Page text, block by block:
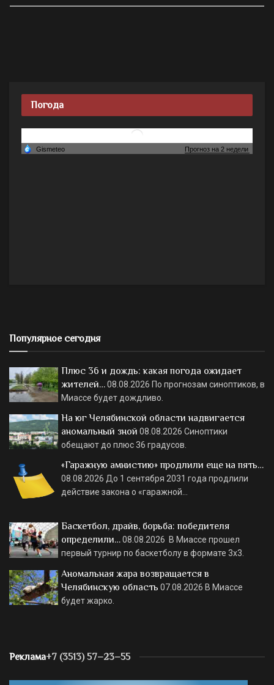
Погода
Популярное сегодня
Плюс 36 и дождь: какая погода ожидает
жителей…08.08.2026 По прогнозам синоптиков, в
Миассе будет дождливо.
На юг Челябинской области надвигается
аномальный зной 08.08.2026 Синоптики
обещают до плюс 36 градусов.
«Гаражную амнистию» продлили еще на пять…
08.08.2026 До 1 сентября 2031 года продлили
действие закона о «гаражной…
Баскетбол, драйв, борьба: победителя
определили…08.08.2026 В Миассе прошел
первый турнир по баскетболу в формате 3х3.
Аномальная жара возвращается в
Челябинскую область 07.08.2026 В Миассе
будет жарко.
Реклама+7 (3513) 57–23–55